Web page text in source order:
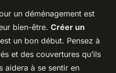
un déménagement est
bien-être. Créer un
est un bon début. Pensez à
et des couvertures qu’ils
aidera à se sentir en